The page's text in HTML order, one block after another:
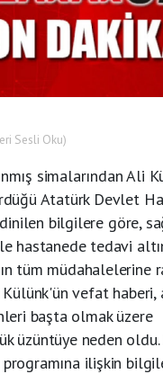
Sesli Oku)
simalarından Ali
Atatürk Devlet
bilgilere göre,
hastanede tedavi
tüm müdahalelerine
Külünk'ün vefat haberi,
başta olmak üzere
üzüntüye neden
ilişkin